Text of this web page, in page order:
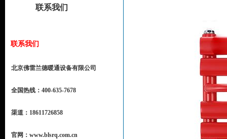
联系我们
联系我们
北京佛雷兰德暖通设备有限公司
全国热线：400-635-7678
渠道：18611726858
官网：www.blsrq.com.cn